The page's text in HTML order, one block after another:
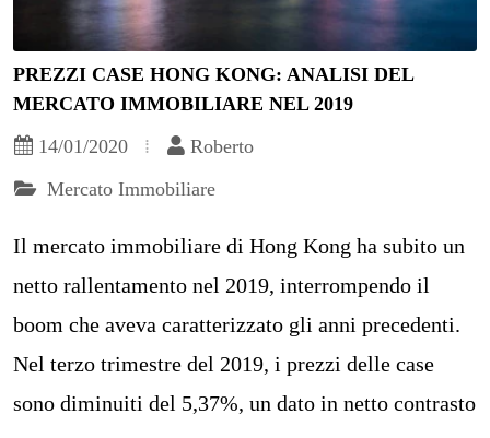
PREZZI CASE HONG KONG: ANALISI DEL
MERCATO IMMOBILIARE NEL 2019
14/01/2020
Roberto
Mercato Immobiliare
Il mercato immobiliare di Hong Kong ha subito un
netto rallentamento nel 2019, interrompendo il
boom che aveva caratterizzato gli anni precedenti.
Nel terzo trimestre del 2019, i prezzi delle case
sono diminuiti del 5,37%, un dato in netto contrasto